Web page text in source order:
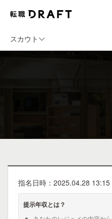
スカウト
指名日時：2025.04.28 13:15
提示年収とは？